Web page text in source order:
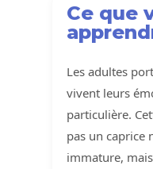
Ce que
Les adultes
vivent leurs
particulière.
pas un caprice
immature,